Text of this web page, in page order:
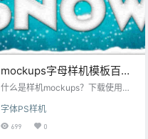
mockups字母样机模板百度
云下载
什么是样机mockups？下载使用这
成提高你的工作效率，每一个样机
素材高清可印刷，字体样式样机风
格多元化，丰富的样机场景，每一
字体PS样机
699 0